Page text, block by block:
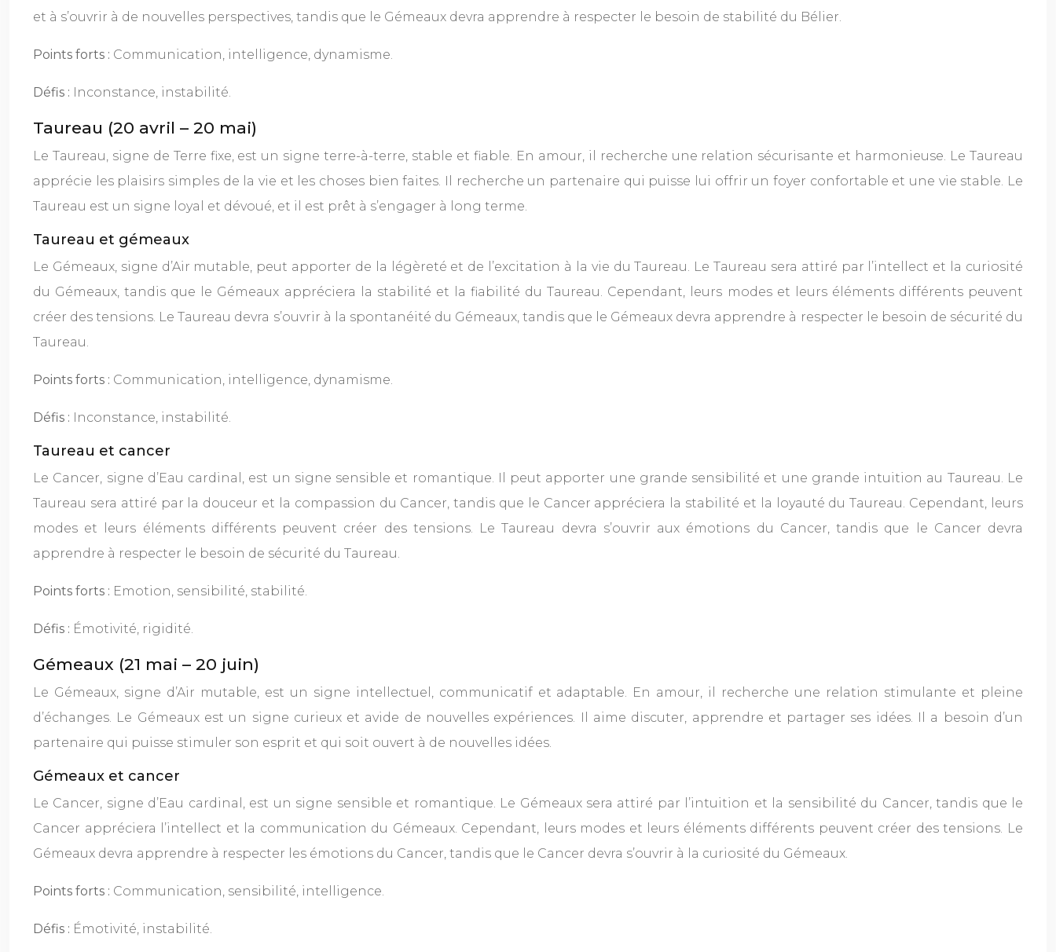
et à s’ouvrir à de nouvelles perspectives, tandis que le Gémeaux devra apprendre à respecter le besoin de stabilité du Bélier.
Points forts : Communication, intelligence, dynamisme.
Défis : Inconstance, instabilité.
Taureau (20 avril – 20 mai)
Le Taureau, signe de Terre fixe, est un signe terre-à-terre, stable et fiable. En amour, il recherche une relation sécurisante et harmonieuse. Le Taureau
apprécie les plaisirs simples de la vie et les choses bien faites. Il recherche un partenaire qui puisse lui offrir un foyer confortable et une vie stable. Le
Taureau est un signe loyal et dévoué, et il est prêt à s’engager à long terme.
Taureau et gémeaux
Le Gémeaux, signe d’Air mutable, peut apporter de la légèreté et de l’excitation à la vie du Taureau. Le Taureau sera attiré par l’intellect et la curiosité
du Gémeaux, tandis que le Gémeaux appréciera la stabilité et la fiabilité du Taureau. Cependant, leurs modes et leurs éléments différents peuvent
créer des tensions. Le Taureau devra s’ouvrir à la spontanéité du Gémeaux, tandis que le Gémeaux devra apprendre à respecter le besoin de sécurité du
Taureau.
Points forts : Communication, intelligence, dynamisme.
Défis : Inconstance, instabilité.
Taureau et cancer
Le Cancer, signe d’Eau cardinal, est un signe sensible et romantique. Il peut apporter une grande sensibilité et une grande intuition au Taureau. Le
Taureau sera attiré par la douceur et la compassion du Cancer, tandis que le Cancer appréciera la stabilité et la loyauté du Taureau. Cependant, leurs
modes et leurs éléments différents peuvent créer des tensions. Le Taureau devra s’ouvrir aux émotions du Cancer, tandis que le Cancer devra
apprendre à respecter le besoin de sécurité du Taureau.
Points forts : Emotion, sensibilité, stabilité.
Défis : Émotivité, rigidité.
Gémeaux (21 mai – 20 juin)
Le Gémeaux, signe d’Air mutable, est un signe intellectuel, communicatif et adaptable. En amour, il recherche une relation stimulante et pleine
d’échanges. Le Gémeaux est un signe curieux et avide de nouvelles expériences. Il aime discuter, apprendre et partager ses idées. Il a besoin d’un
partenaire qui puisse stimuler son esprit et qui soit ouvert à de nouvelles idées.
Gémeaux et cancer
Le Cancer, signe d’Eau cardinal, est un signe sensible et romantique. Le Gémeaux sera attiré par l’intuition et la sensibilité du Cancer, tandis que le
Cancer appréciera l’intellect et la communication du Gémeaux. Cependant, leurs modes et leurs éléments différents peuvent créer des tensions. Le
Gémeaux devra apprendre à respecter les émotions du Cancer, tandis que le Cancer devra s’ouvrir à la curiosité du Gémeaux.
Points forts : Communication, sensibilité, intelligence.
Défis : Émotivité, instabilité.